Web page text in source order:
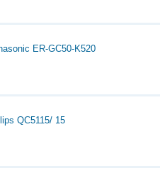
ER-GC50-K520
QC5115/ 15